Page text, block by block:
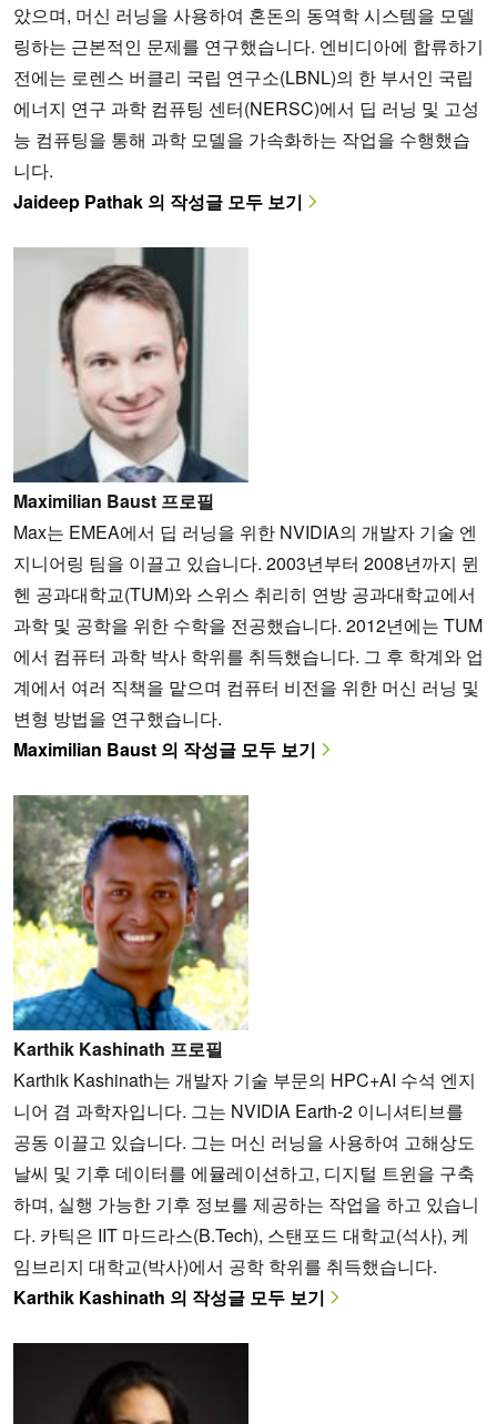
았으며, 머신 러닝을 사용하여 혼돈의 동역학 시스템을 모델
링하는 근본적인 문제를 연구했습니다. 엔비디아에 합류하기
전에는 로렌스 버클리 국립 연구소(LBNL)의 한 부서인 국립
에너지 연구 과학 컴퓨팅 센터(NERSC)에서 딥 러닝 및 고성
능 컴퓨팅을 통해 과학 모델을 가속화하는 작업을 수행했습
니다.
Jaideep Pathak 의 작성글 모두 보기
Maximilian Baust 프로필
Max는 EMEA에서 딥 러닝을 위한 NVIDIA의 개발자 기술 엔
지니어링 팀을 이끌고 있습니다. 2003년부터 2008년까지 뮌
헨 공과대학교(TUM)와 스위스 취리히 연방 공과대학교에서
과학 및 공학을 위한 수학을 전공했습니다. 2012년에는 TUM
에서 컴퓨터 과학 박사 학위를 취득했습니다. 그 후 학계와 업
계에서 여러 직책을 맡으며 컴퓨터 비전을 위한 머신 러닝 및
변형 방법을 연구했습니다.
Maximilian Baust 의 작성글 모두 보기
Karthik Kashinath 프로필
Karthik Kashinath는 개발자 기술 부문의 HPC+AI 수석 엔지
니어 겸 과학자입니다. 그는 NVIDIA Earth-2 이니셔티브를
공동 이끌고 있습니다. 그는 머신 러닝을 사용하여 고해상도
날씨 및 기후 데이터를 에뮬레이션하고, 디지털 트윈을 구축
하며, 실행 가능한 기후 정보를 제공하는 작업을 하고 있습니
다. 카틱은 IIT 마드라스(B.Tech), 스탠포드 대학교(석사), 케
임브리지 대학교(박사)에서 공학 학위를 취득했습니다.
Karthik Kashinath 의 작성글 모두 보기